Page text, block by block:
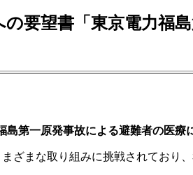
要望書「東京電力福
島第一原発事故による避難者の医療
ざまな取り組みに挑戦されており